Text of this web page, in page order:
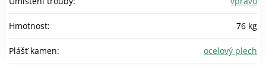
Hmotnost: 76 kg
Plášť kamen: ocelový plech